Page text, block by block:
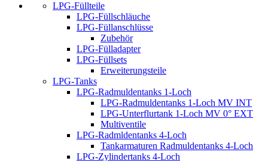
LPG-Füllteile
LPG-Füllschläuche
LPG-Füllanschlüsse
Zubehör
LPG-Fülladapter
LPG-Füllsets
Erweiterungsteile
LPG-Tanks
LPG-Radmuldentanks 1-Loch
LPG-Radmuldentanks 1-Loch MV INT
LPG-Unterflurtank 1-Loch MV 0° EXT
Multiventile
LPG-Radmldentanks 4-Loch
Tankarmaturen Radmuldentanks 4-Loch
LPG-Zylindertanks 4-Loch